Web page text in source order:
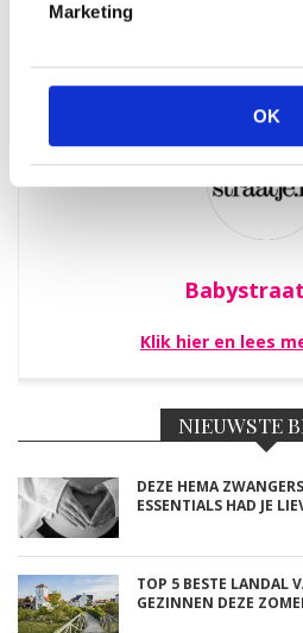
Marketing
OK
Klik hier en lees
NIEUWSTE
DEZE HEMA
ESSENTIALS HAD JE
TOP 5 BESTE LANDAL
GEZINNEN DEZE